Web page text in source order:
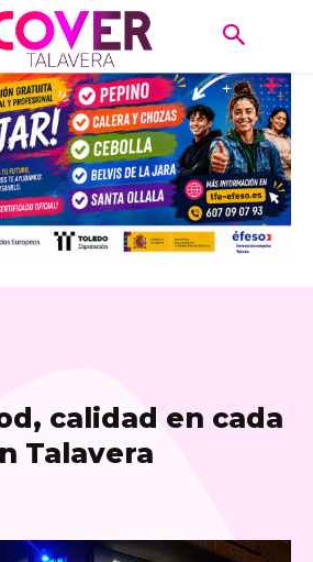
calidad en cada
Talavera